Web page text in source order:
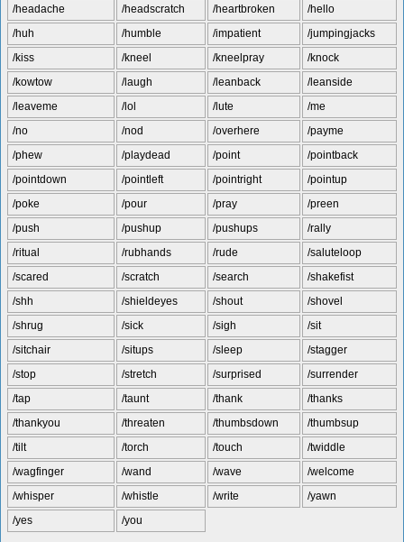
/headache
/headscratch /heartbroken
/hello
/huh
/humble /impatient
/jumpingjacks
/kiss
/kneel /kneelpray
/knock
/kowtow
/laugh /leanback
/leanside
/leaveme
/lol /lute
/me
/no
/nod /overhere
/payme
/phew
/playdead /point
/pointback
/pointdown
/pointleft /pointright
/pointup
/poke
/pour /pray
/preen
/push
/pushup /pushups
/rally
/ritual
/rubhands /rude
/saluteloop
/scared
/scratch /search
/shakefist
/shh
/shieldeyes /shout
/shovel
/shrug
/sick /sigh
/sit
/sitchair
/situps /sleep
/stagger
/stop
/stretch /surprised
/surrender
/tap
/taunt /thank
/thanks
/thankyou
/threaten /thumbsdown
/thumbsup
/tilt
/torch /touch
/twiddle
/wagfinger
/wand /wave
/welcome
/whisper
/whistle /write
/yawn
/yes
/you